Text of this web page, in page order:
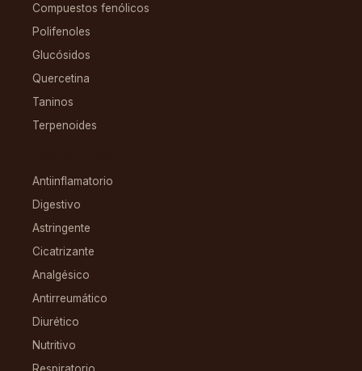
Compuestos fenólicos
Polifenoles
Glucósidos
Quercetina
Taninos
Terpenoides
Antiinflamatorio
Digestivo
Astringente
Cicatrizante
Analgésico
Antirreumático
Diurético
Nutritivo